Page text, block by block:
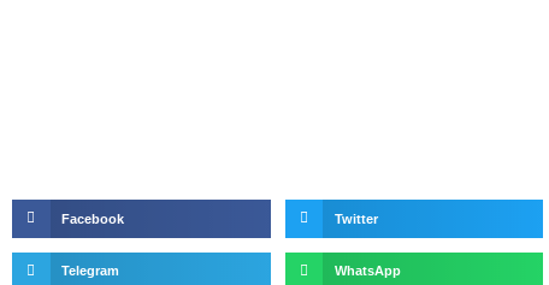
Facebook Twitter
Telegram WhatsApp